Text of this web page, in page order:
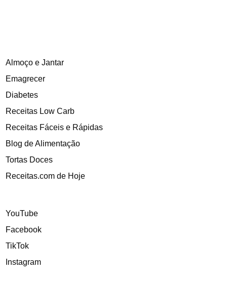
Almoço e Jantar
Emagrecer
Diabetes
Receitas Low Carb
Receitas Fáceis e Rápidas
Blog de Alimentação
Tortas Doces
Receitas.com de Hoje
YouTube
Facebook
TikTok
Instagram